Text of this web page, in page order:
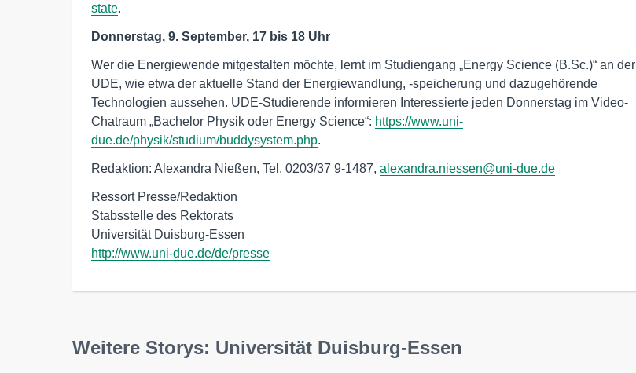
state.
Donnerstag, 9. September, 17 bis 18 Uhr
Wer die Energiewende mitgestalten möchte, lernt im Studiengang „Energy Science (B.Sc.)“ an der
UDE, wie etwa der aktuelle Stand der Energiewandlung, -speicherung und dazugehörende
Technologien aussehen. UDE-Studierende informieren Interessierte jeden Donnerstag im Video-
Chatraum „Bachelor Physik oder Energy Science“: https://www.uni-
due.de/physik/studium/buddysystem.php.
Redaktion: Alexandra Nießen, Tel. 0203/37 9-1487, alexandra.niessen@uni-due.de
Ressort Presse/Redaktion
Stabsstelle des Rektorats
http://www.uni-due.de/de/presse
Weitere Storys: Universität Duisburg-Essen